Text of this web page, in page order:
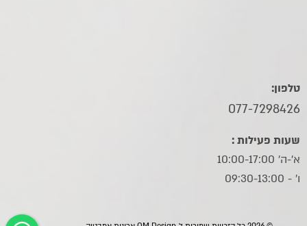
טלפון:
077-7298426
שעות פעילות :
א'-ה' 10:00-17:00
ו׳ - 09:30-13:00